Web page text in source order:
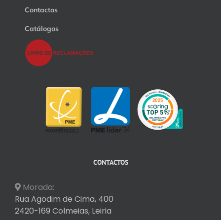
Contactos
Catálogos
CONTACTOS
Morada:
Rua Agodim de Cima, 400
2420-169 Colmeias, Leiria